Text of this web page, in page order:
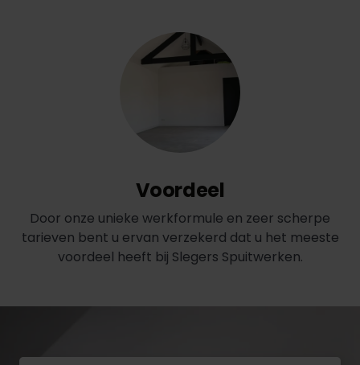
Voordeel
Door onze unieke werkformule en zeer scherpe
tarieven bent u ervan verzekerd dat u het meeste
voordeel heeft bij Slegers Spuitwerken.